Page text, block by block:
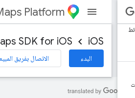
Maps Platform
iOS
Maps SDK for iOS
الاتصال بفريق المبيعات